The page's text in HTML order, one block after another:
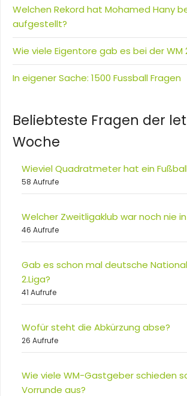
Welchen Rekord hat Mohamed Hany
aufgestellt?
Wie viele Eigentore gab es bei der WM
In eigener Sache: 1500 Fussball Fragen
Beliebteste Fragen der
Woche
Wieviel Quadratmeter hat ein
58 Aufrufe
Welcher Zweitligaklub war noch nie
46 Aufrufe
Gab es schon mal deutsche
2.Liga?
41 Aufrufe
Wofür steht die Abkürzung abse?
26 Aufrufe
Wie viele WM-Gastgeber schieden
Vorrunde aus?